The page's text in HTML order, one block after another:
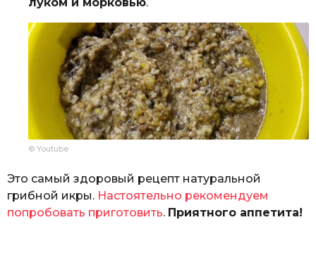
© Youtube
Это самый здоровый рецепт натуральной
грибной икры. Настоятельно рекомендуем
попробовать приготовить. Приятного аппетита!